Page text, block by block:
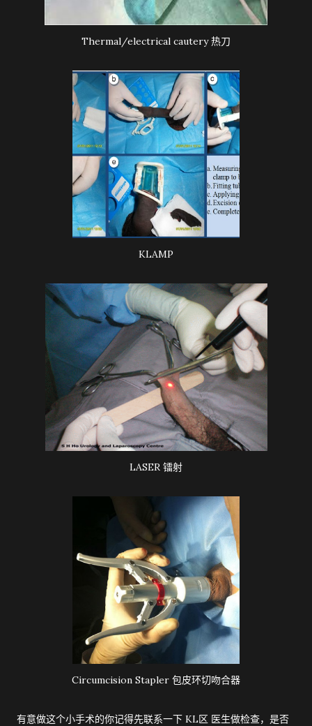
Thermal/electrical cautery 热刀
KLAMP
LASER 镭射
Circumcision Stapler 包皮环切吻合器
有意做这个小手术的你记得先联系一下 KL区 医生做检查，是否